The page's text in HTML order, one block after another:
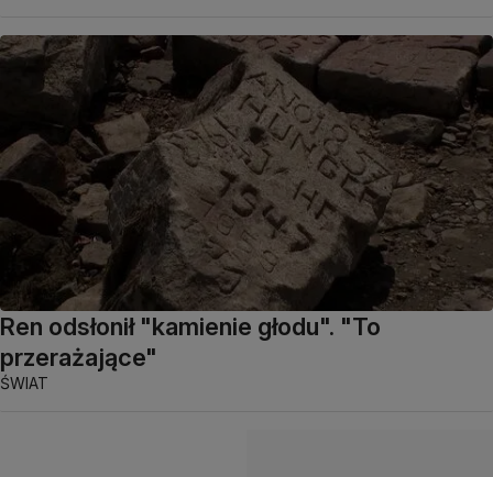
Ren odsłonił "kamienie głodu". "To
przerażające"
ŚWIAT